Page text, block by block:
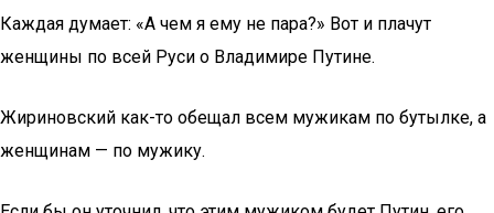
Каждая думает: «А чем я ему не пара?» Вот и плачут
женщины по всей Руси о Владимире Путине.
Жириновский как-то обещал всем мужикам по бутылке, а
женщинам — по мужику.